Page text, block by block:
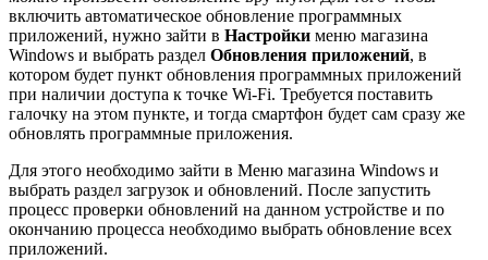
включить автоматическое обновление программных
приложений, нужно зайти в Настройки меню магазина
Windows и выбрать раздел Обновления приложений, в
котором будет пункт обновления программных приложений
при наличии доступа к точке Wi-Fi. Требуется поставить
галочку на этом пункте, и тогда смартфон будет сам сразу же
обновлять программные приложения.
Для этого необходимо зайти в Меню магазина Windows и
выбрать раздел загрузок и обновлений. После запустить
процесс проверки обновлений на данном устройстве и по
окончанию процесса необходимо выбрать обновление всех
приложений.